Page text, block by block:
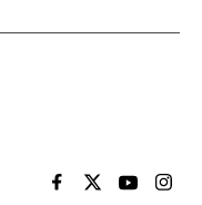
EL PAÍS BRASIL EN
EL PAÍSEL PAÍS
EL